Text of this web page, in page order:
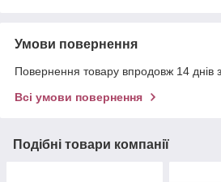
Умови повернення
Повернення товару впродовж 14 днів
Всі умови повернення
Подібні товари компанії